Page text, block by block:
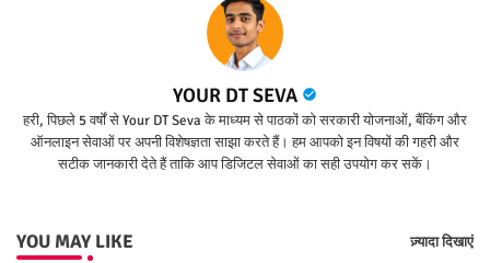
YOUR DT SEVA
हरी, पिछले 5 वर्षों से Your DT Seva के माध्यम से पाठकों को सरकारी योजनाओं, बैंकिंग और
ऑनलाइन सेवाओं पर अपनी विशेषज्ञता साझा करते हैं। हम आपको इन विषयों की गहरी और
सटीक जानकारी देते हैं ताकि आप डिजिटल सेवाओं का सही उपयोग कर सकें।
YOU MAY LIKE ज़्यादा दिखाएं